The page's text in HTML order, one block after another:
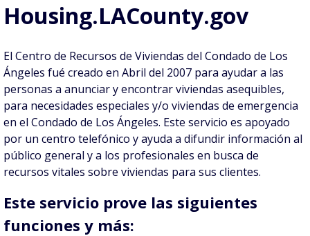
Housing.LACounty.gov
El Centro de Recursos de Viviendas del Condado de Los
Ángeles fué creado en Abril del 2007 para ayudar a las
personas a anunciar y encontrar viviendas asequibles,
para necesidades especiales y/o viviendas de emergencia
en el Condado de Los Ángeles. Este servicio es apoyado
por un centro telefónico y ayuda a difundir información al
público general y a los profesionales en busca de
recursos vitales sobre viviendas para sus clientes.
Este servicio prove las siguientes
funciones y más: